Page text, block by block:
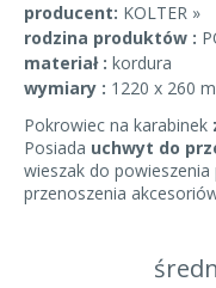
producent: KOLTER »
rodzina produktów :
materiał : kordura
wymiary : 1220 x 260
Pokrowiec na karabinek
Posiada uchwyt do
wieszak do
przenoszenia